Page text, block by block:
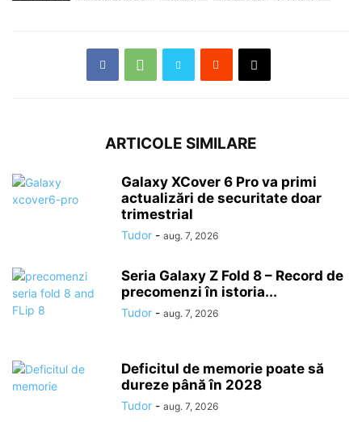
ARTICOLE SIMILARE
Galaxy XCover 6 Pro va primi
actualizări de securitate doar
trimestrial
Tudor - aug. 7, 2026
Seria Galaxy Z Fold 8 – Record de
precomenzi în istoria...
Tudor - aug. 7, 2026
Deficitul de memorie poate să
dureze până în 2028
Tudor - aug. 7, 2026